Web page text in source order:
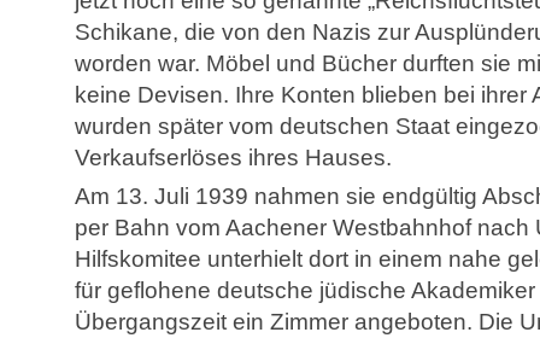
Schikane, die von den Nazis zur
worden war. Möbel und Bücher durften sie
keine Devisen. Ihre Konten blieben bei ihrer
wurden später vom deutschen Staat
Verkaufserlöses ihres Hauses.
Am 13. Juli 1939 nahmen sie endgültig
per Bahn vom Aachener Westbahnhof
Hilfskomitee unterhielt dort in einem nahe
für geflohene deutsche jüdische
Übergangszeit ein Zimmer angeboten. Die